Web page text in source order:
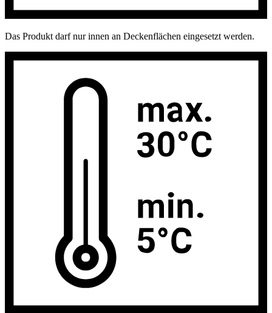
Das Produkt darf nur innen an Deckenflächen eingesetzt werden.